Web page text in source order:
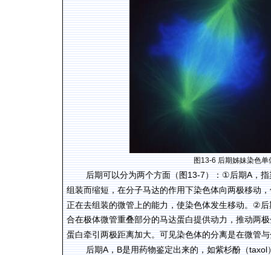
图13-6后期姊妹染色单
后期可以分为两个方面（图13-7）：①后期A，指
组装而缩短，在分子马达的作用下染色体向两极移动
正在去组装的微管上的能力，使染色体发生移动。②后
合在极体微管重叠部分的马达蛋白提供动力，推动两
蛋白牵引两极距离加大。可见染色体的分离是在微管
后期A，B是用药物鉴定出来的，如紫杉酚（taxol